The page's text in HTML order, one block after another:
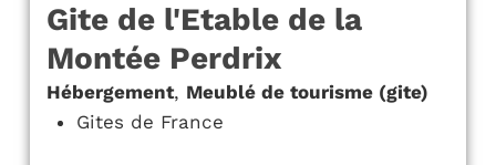
Gite de l'Etable de la
Montée Perdrix
Hébergement, Meublé de tourisme (gite)
Gites de France